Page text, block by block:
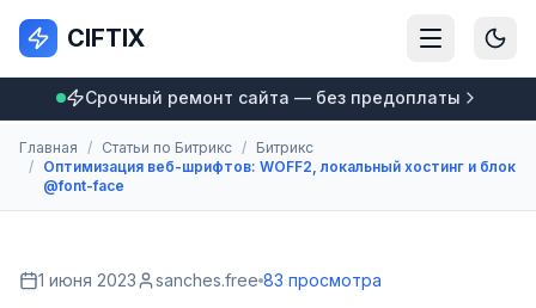
CIFTIX
Срочный ремонт сайта — без предоплаты
Главная / Статьи по Битрикс / Битрикс
/ Оптимизация веб‑шрифтов: WOFF2, локальный хостинг и блок
@font-face
1 июня 2023 sanches.free 83 просмотра